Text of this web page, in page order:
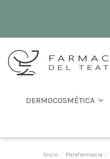
DERMOCOSMÉTICA
Inicio Parafarmacia